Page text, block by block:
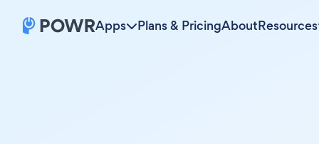
Apps Plans & PricingAboutResources